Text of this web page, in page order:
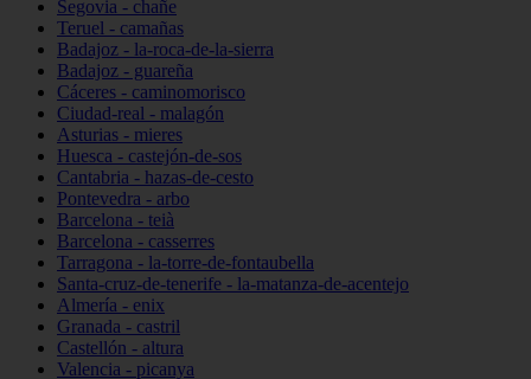
Segovia - chañe
Teruel - camañas
Badajoz - la-roca-de-la-sierra
Badajoz - guareña
Cáceres - caminomorisco
Ciudad-real - malagón
Asturias - mieres
Huesca - castejón-de-sos
Cantabria - hazas-de-cesto
Pontevedra - arbo
Barcelona - teià
Barcelona - casserres
Tarragona - la-torre-de-fontaubella
Santa-cruz-de-tenerife - la-matanza-de-acentejo
Almería - enix
Granada - castril
Castellón - altura
Valencia - picanya